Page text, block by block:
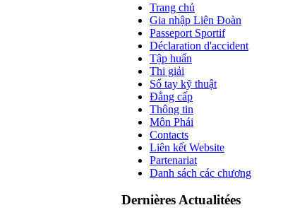
Trang chủ
Gia nhập Liên Đoàn
Passeport Sportif
Déclaration d'accident
Tập huấn
Thi giải
Sổ tay kỹ thuật
Đẳng cấp
Thông tin
Môn Phái
Contacts
Liên kết Website
Partenariat
Danh sách các chương
Dernières Actualitées